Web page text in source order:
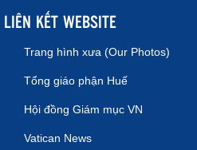
LIÊN KẾT WEBSITE
Trang hình xưa (Our Photos)
Tổng giáo phận Huế
Hội đồng Giám mục VN
Vatican News